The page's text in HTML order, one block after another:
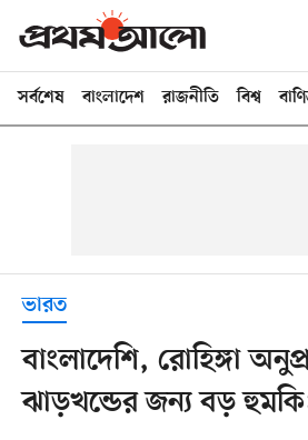
সর্বশেষ বাংলাদেশ রাজনীতি বিশ্ব
ভারত
বাংলাদেশি, রোহিঙ্গা
ঝাড়খন্ডের জন্য বড় হুমকি: